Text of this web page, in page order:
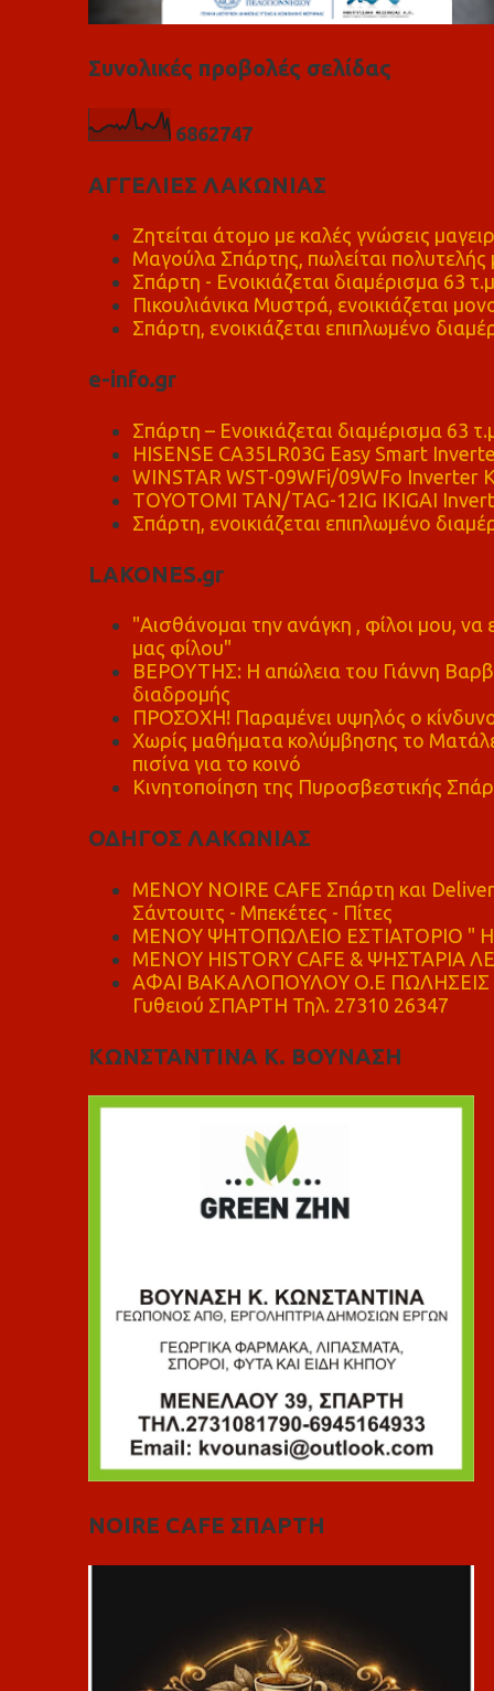
Συνολικές προβολές σελίδας
6862747
ΑΓΓΕΛΙΕΣ ΛΑΚΩΝΙΑΣ
Ζητείται άτομο με καλές γνώσεις
Μαγούλα Σπάρτης, πωλείται πολυτελής
Σπάρτη - Ενοικιάζεται διαμέρισμα 63 τ.μ
Πικουλιάνικα Μυστρά, ενοικιάζεται
Σπάρτη, ενοικιάζεται επιπλωμένο
e-info.gr
Σπάρτη – Ενοικιάζεται διαμέρισμα 63
HISENSE CA35LR03G Easy Smart
WINSTAR WST-09WFi/09WFo Inverter
TOYOTOMI TAN/TAG-12IG IKIGAI
Σπάρτη, ενοικιάζεται επιπλωμένο
LAKONES.gr
"Αισθάνομαι την ανάγκη , φίλοι μου,
μας φίλου"
ΒΕΡΟΥΤΗΣ: Η απώλεια του Γιάννη
διαδρομής
ΠΡΟΣΟΧΗ! Παραμένει υψηλός ο
Χωρίς μαθήματα κολύμβησης το
πισίνα για το κοινό
Κινητοποίηση της Πυροσβεστικής
ΟΔΗΓΟΣ ΛΑΚΩΝΙΑΣ
MENOY NOIRE CAFE Σπάρτη και
Σάντουιτς - Μπεκέτες - Πίτες
ΜΕΝΟΥ ΨΗΤΟΠΩΛΕΙΟ ΕΣΤΙΑΤΟΡΙΟ "
ΜΕΝΟΥ HISTORY CAFE & ΨΗΣΤΑΡΙΑ
ΑΦΑΙ ΒΑΚΑΛΟΠΟΥΛΟΥ Ο.Ε ΠΩΛΗΣΕΙΣ
Γυθειού ΣΠΑΡΤΗ Τηλ. 27310 26347
ΚΩΝΣΤΑΝΤΙΝΑ Κ. ΒΟΥΝΑΣΗ
NOIRE CAFE ΣΠΑΡΤΗ